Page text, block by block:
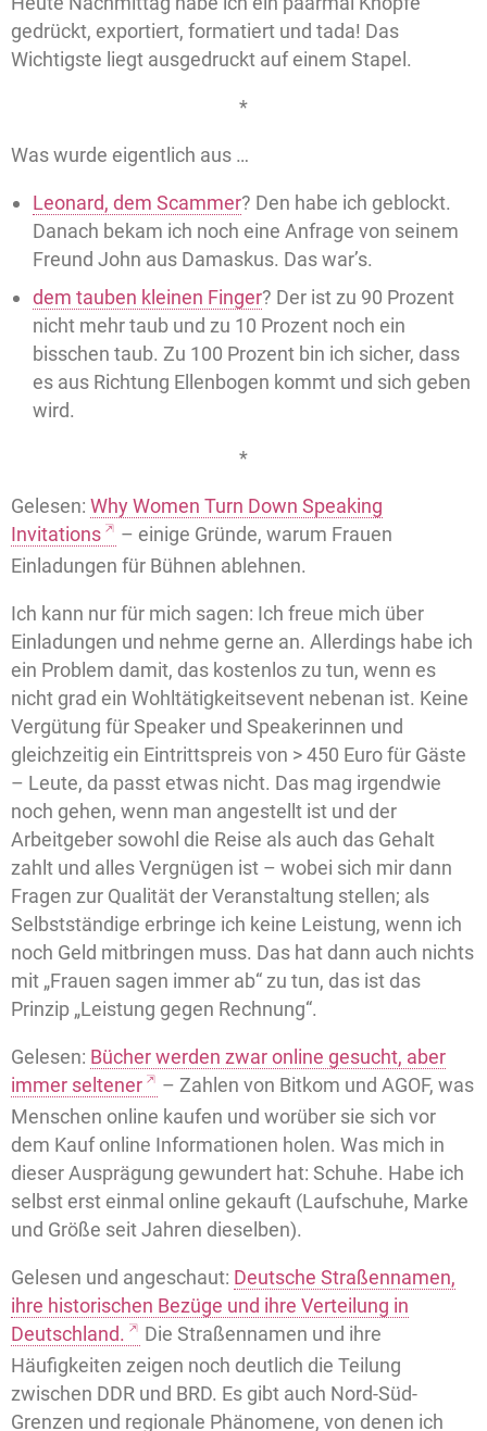
gedrückt, exportiert, formatiert und tada! Das
Wichtigste liegt ausgedruckt auf einem Stapel.
*
Was wurde eigentlich aus …
Leonard, dem Scammer? Den habe ich geblockt.
Danach bekam ich noch eine Anfrage von seinem
Freund John aus Damaskus. Das war’s.
dem tauben kleinen Finger? Der ist zu 90 Prozent
nicht mehr taub und zu 10 Prozent noch ein
bisschen taub. Zu 100 Prozent bin ich sicher, dass
es aus Richtung Ellenbogen kommt und sich geben
wird.
*
Gelesen: Why Women Turn Down Speaking
Invitations
– einige Gründe, warum Frauen
Einladungen für Bühnen ablehnen.
Ich kann nur für mich sagen: Ich freue mich über
Einladungen und nehme gerne an. Allerdings habe ich
ein Problem damit, das kostenlos zu tun, wenn es
nicht grad ein Wohltätigkeitsevent nebenan ist. Keine
Vergütung für Speaker und Speakerinnen und
gleichzeitig ein Eintrittspreis von > 450 Euro für Gäste
– Leute, da passt etwas nicht. Das mag irgendwie
noch gehen, wenn man angestellt ist und der
Arbeitgeber sowohl die Reise als auch das Gehalt
zahlt und alles Vergnügen ist – wobei sich mir dann
Fragen zur Qualität der Veranstaltung stellen; als
Selbstständige erbringe ich keine Leistung, wenn ich
noch Geld mitbringen muss. Das hat dann auch nichts
mit „Frauen sagen immer ab“ zu tun, das ist das
Prinzip „Leistung gegen Rechnung“.
Gelesen: Bücher werden zwar online gesucht, aber
immer seltener
– Zahlen von Bitkom und AGOF, was
Menschen online kaufen und worüber sie sich vor
dem Kauf online Informationen holen. Was mich in
dieser Ausprägung gewundert hat: Schuhe. Habe ich
selbst erst einmal online gekauft (Laufschuhe, Marke
und Größe seit Jahren dieselben).
Gelesen und angeschaut: Deutsche Straßennamen,
ihre historischen Bezüge und ihre Verteilung in
Deutschland.
Die Straßennamen und ihre
Häufigkeiten zeigen noch deutlich die Teilung
zwischen DDR und BRD. Es gibt auch Nord-Süd-
Grenzen und regionale Phänomene, von denen ich